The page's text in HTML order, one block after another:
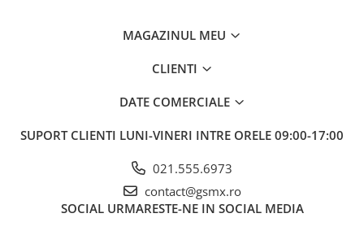
MAGAZINUL MEU
CLIENTI
DATE COMERCIALE
SUPORT CLIENTI LUNI-VINERI INTRE ORELE 09:00-17:00
021.555.6973
contact@gsmx.ro
SOCIAL URMARESTE-NE IN SOCIAL MEDIA